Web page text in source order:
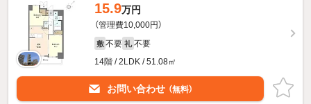
15.9万円
（管理費10,000円）
敷 不要 礼 不要
14階 / 2LDK / 51.08㎡
お問い合わせ （無料）